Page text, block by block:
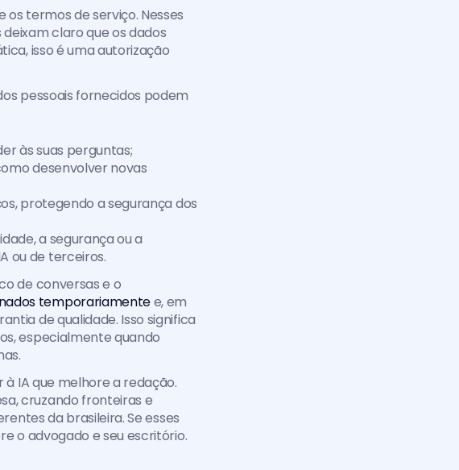
termos de serviço. Nesses
claro que os dados
isso é uma autorização
pessoais fornecidos podem
às suas perguntas;
desenvolver novas
protegendo a segurança dos
a segurança ou a
ou de terceiros.
de conversas e o
temporariamente e, em
de qualidade. Isso significa
especialmente quando
IA que melhore a redação.
cruzando fronteiras e
da brasileira. Se esses
o advogado e seu escritório.